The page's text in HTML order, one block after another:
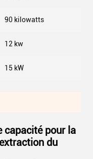
90 kilowatts
12 kw
15 kW
capacité pour la
du